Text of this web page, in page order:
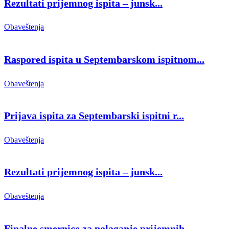
Rezultati prijemnog ispita – junsk...
Obaveštenja
Raspored ispita u Septembarskom ispitnom...
Obaveštenja
Prijava ispita za Septembarski ispitni r...
Obaveštenja
Rezultati prijemnog ispita – junsk...
Obaveštenja